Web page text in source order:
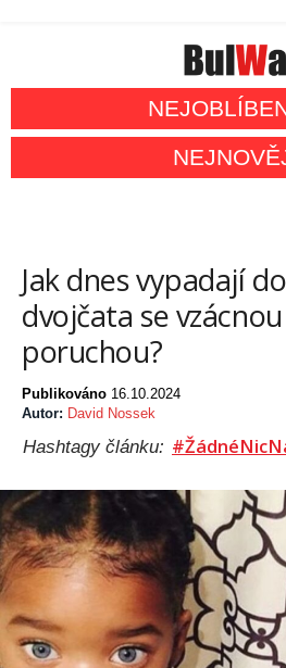
Jak dnes vypadají
dvojčata se
poruchou?
Publikováno 16.10.2024
Autor: David Nossek
Hashtagy článku: